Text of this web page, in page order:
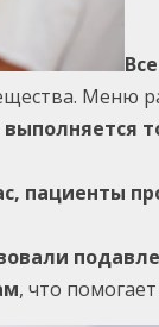
Меню
пациенты
, что